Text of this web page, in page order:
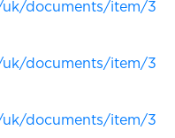
uk/documents/item/3
uk/documents/item/3
uk/documents/item/3